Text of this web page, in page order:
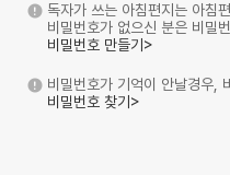
독자가 쓰는 아침편지는 아침
비밀번호가 없으신 분은 비밀
비밀번호 만들기>
비밀번호가 기억이 안날경우,
비밀번호 찾기>